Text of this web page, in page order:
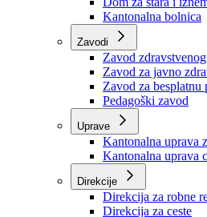
Ustanove
Centar za socijalni
Dom za stara i
Kantonalna bolnica
Zavodi
Zavod zdravstvenog
Zavod za javno
Zavod za besplatnu
Pedagoški zavod
Kantonalna uprava
Kantonalna uprava